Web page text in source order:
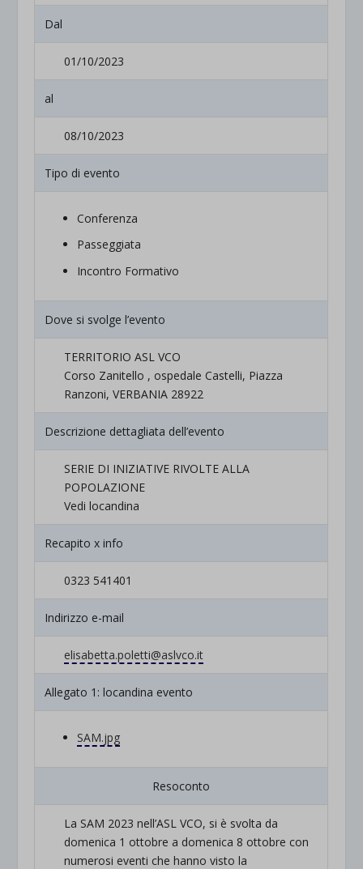
Dal
01/10/2023
al
08/10/2023
Tipo di evento
Conferenza
Passeggiata
Incontro Formativo
Dove si svolge l’evento
TERRITORIO ASL VCO
Corso Zanitello , ospedale Castelli, Piazza
Ranzoni, VERBANIA 28922
Descrizione dettagliata dell’evento
SERIE DI INIZIATIVE RIVOLTE ALLA
POPOLAZIONE
Vedi locandina
Recapito x info
0323 541401
Indirizzo e-mail
elisabetta.poletti@aslvco.it
Allegato 1: locandina evento
SAM.jpg
Resoconto
La SAM 2023 nell’ASL VCO, si è svolta da
domenica 1 ottobre a domenica 8 ottobre con
numerosi eventi che hanno visto la